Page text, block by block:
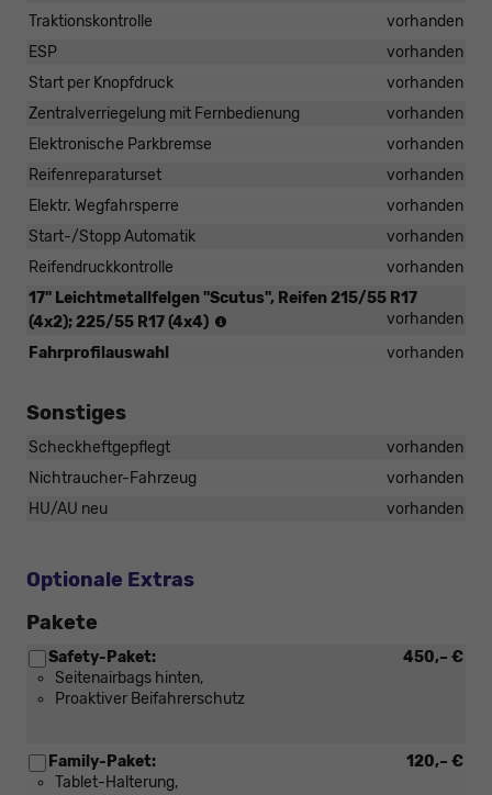
Traktionskontrolle
vorhanden
ESP
vorhanden
Start per Knopfdruck
vorhanden
Zentralverriegelung mit Fernbedienung
vorhanden
Elektronische Parkbremse
vorhanden
Reifenreparaturset
vorhanden
Elektr. Wegfahrsperre
vorhanden
Start-/Stopp Automatik
vorhanden
Reifendruckkontrolle
vorhanden
17" Leichtmetallfelgen "Scutus", Reifen 215/55 R17
(4x2); 225/55 R17 (4x4)
vorhanden
Fahrprofilauswahl
vorhanden
Sonstiges
Scheckheftgepflegt
vorhanden
Nichtraucher-Fahrzeug
vorhanden
HU/AU neu
vorhanden
Optionale Extras
Pakete
450,– €
Safety-Paket:
Seitenairbags hinten,
Proaktiver Beifahrerschutz
120,– €
Family-Paket:
Tablet-Halterung,